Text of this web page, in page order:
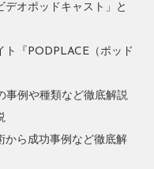
オポッドキャスト」と
ト『PODPLACE（ポッド
事例や種類など徹底解説
から成功事例など徹底解